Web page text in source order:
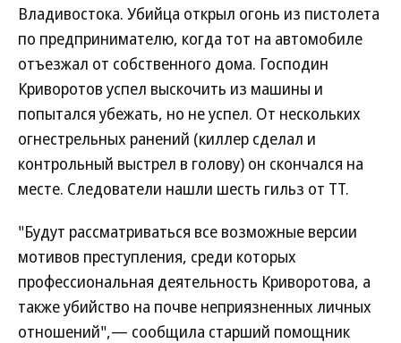
Владивостока. Убийца открыл огонь из пистолета
по предпринимателю, когда тот на автомобиле
отъезжал от собственного дома. Господин
Криворотов успел выскочить из машины и
попытался убежать, но не успел. От нескольких
огнестрельных ранений (киллер сделал и
контрольный выстрел в голову) он скончался на
месте. Следователи нашли шесть гильз от ТТ.
"Будут рассматриваться все возможные версии
мотивов преступления, среди которых
профессиональная деятельность Криворотова, а
также убийство на почве неприязненных личных
отношений",— сообщила старший помощник